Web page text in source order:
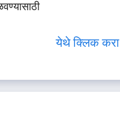
येथे क्लिक करा